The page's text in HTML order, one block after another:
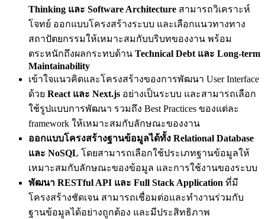
Thinking และ Software Architecture สามารถวิเคราะห์
โจทย์ ออกแบบโครงสร้างระบบ และเลือกแนวทางทาง
สถาปัตยกรรมให้เหมาะสมกับบริบทของงาน พร้อม
ตระหนักถึงผลกระทบด้าน Technical Debt และ Long-term
Maintainability
เข้าใจแนวคิดและโครงสร้างของการพัฒนา User Interface
ด้วย React และ Next.js อย่างเป็นระบบ และสามารถเลือก
ใช้รูปแบบการพัฒนา รวมถึง Best Practices ของแต่ละ
framework ให้เหมาะสมกับลักษณะของงาน
ออกแบบโครงสร้างฐานข้อมูลได้ทั้ง Relational Database
และ NoSQL โดยสามารถเลือกใช้ประเภทฐานข้อมูลให้
เหมาะสมกับลักษณะของข้อมูล และการใช้งานของระบบ
พัฒนา RESTful API และ Full Stack Application ที่มี
โครงสร้างชัดเจน สามารถเชื่อมต่อและทำงานร่วมกับ
ฐานข้อมูลได้อย่างถูกต้อง และมีประสิทธิภาพ